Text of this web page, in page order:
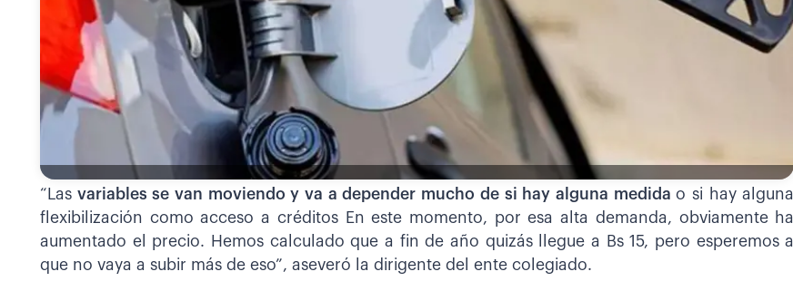
“Las variables se van moviendo y va a depender mucho de si hay alguna medidao si hay alguna
flexibilización como acceso a créditos En este momento, por esa alta demanda, obviamente ha
aumentado el precio. Hemos calculado que a fin de año quizás llegue a Bs 15, pero esperemos a
que no vaya a subir más de eso”, aseveró la dirigente del ente colegiado.